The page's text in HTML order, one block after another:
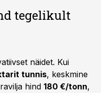
tegelikult
näidet. Kui
tunnis, keskmine
hind 180 €/tonn,